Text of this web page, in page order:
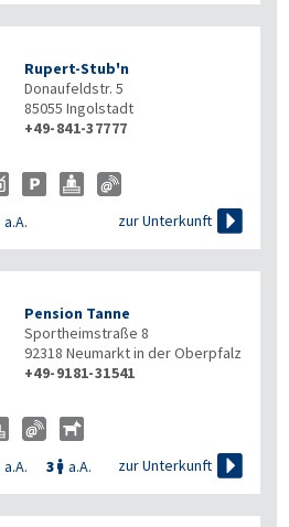
Rupert-Stub'n
Donaufeldstr. 5
85055 Ingolstadt
+49-841-37777
a.A. zur Unterkunft 
Pension Tanne
Sportheimstraße 8
92318 Neumarkt in der Oberpfalz
+49-9181-31541
a.A. 3  a.A. zur Unterkunft 